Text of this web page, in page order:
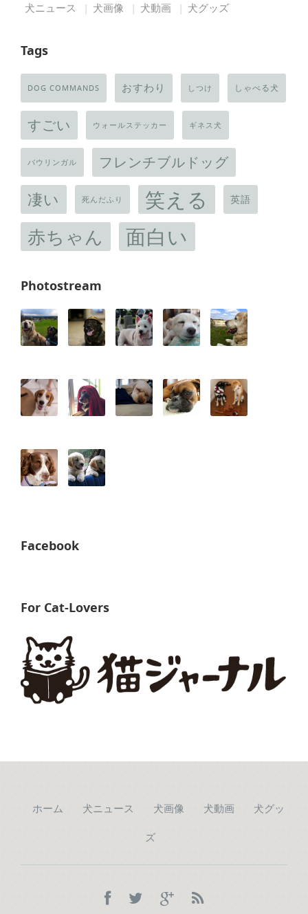
犬ニュース 犬画像 犬動画 犬グッズ
Tags
DOG COMMANDS おすわり しつけ しゃべる犬
すごい ウォールステッカー ギネス犬
バウリンガル フレンチブルドッグ
凄い 死んだふり 笑える 英語
赤ちゃん 面白い
Photostream
Facebook
For Cat-Lovers
ホーム 犬ニュース 犬画像 犬動画 犬グッ
ズ